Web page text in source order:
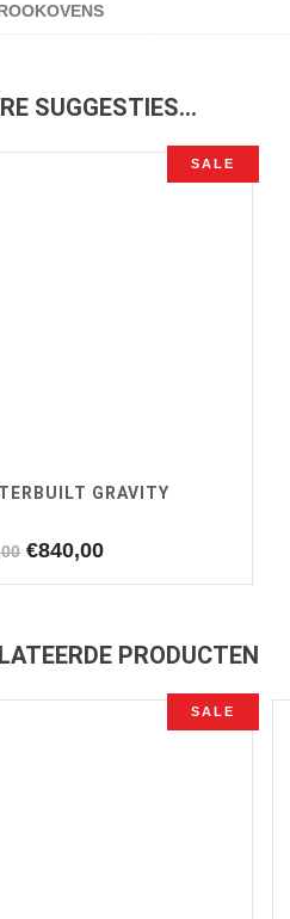
SUGGESTIES…
SALE
GRAVITY
Oorspronkelijke
€840,00Huidige
PRODUCTEN
SALE